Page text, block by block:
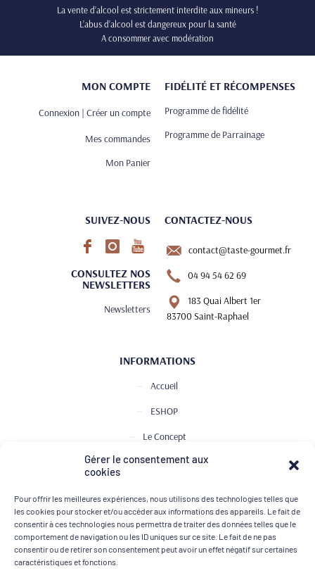
Gérer le consentement aux
cookies
Pour offrir les meilleures expériences, nous utilisons des technologies telles que
les cookies pour stocker et/ou accéder aux informations des appareils. Le fait de
consentir à ces technologies nous permettra de traiter des données telles que le
comportement de navigation ou les ID uniques sur ce site. Le fait de ne pas
consentir ou de retirer son consentement peut avoir un effet négatif sur certaines
caractéristiques et fonctions.
La vente d’alcool est strictement interdite aux mineurs !
L’abus d’alcool est dangereux pour la santé
A consommer avec modération
MON COMPTE
Connexion | Créer un compte
Mes commandes
Mon Panier
FIDÉLITÉ ET RÉCOMPENSES
Programme de fidélité
Programme de Parrainage
SUIVEZ-NOUS
CONSULTEZ NOS
NEWSLETTERS
Newsletters
CONTACTEZ-NOUS
contact@taste-gourmet.fr
04 94 54 62 69
183 Quai Albert 1er
83700 Saint-Raphael
INFORMATIONS
Accueil
ESHOP
Le Concept
Club de Dégustation
Contact
MOYENS DE PAIEMENT